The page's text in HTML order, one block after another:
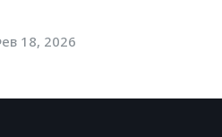
18, 2026